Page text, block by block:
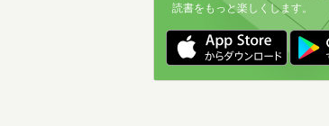
読書をもっと楽しくします。